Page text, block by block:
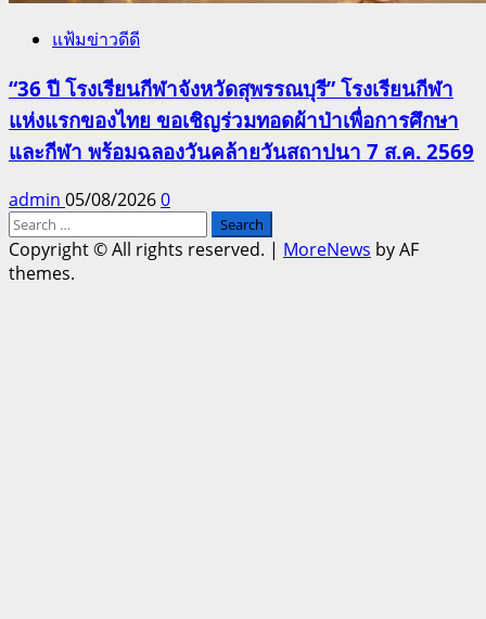
แฟ้มข่าวดีดี
“36 ปี โรงเรียนกีฬาจังหวัดสุพรรณบุรี” โรงเรียนกีฬา
แห่งแรกของไทย ขอเชิญร่วมทอดผ้าป่าเพื่อการศึกษา
และกีฬา พร้อมฉลองวันคล้ายวันสถาปนา 7 ส.ค. 2569
admin 05/08/20260
Search
for:
Copyright © All rights reserved. | MoreNews by AF
themes.